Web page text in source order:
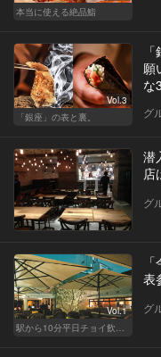
本当に使える絶品鮨
Vol.3
「銀座」の表と裏。
願
な
グ
潜
店
グ
Vol.1
駅から10分平日チョイ飲みグルメ
表
グ